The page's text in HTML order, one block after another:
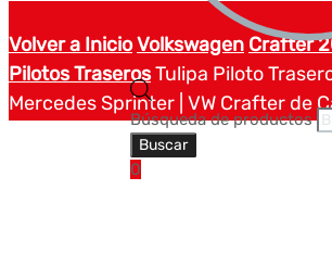
Búsqueda de productos
Buscar
0
Volver a InicioVolkswagen Crafter
Pilotos TraserosTulipa Piloto
Mercedes Sprinter | VW Crafter de